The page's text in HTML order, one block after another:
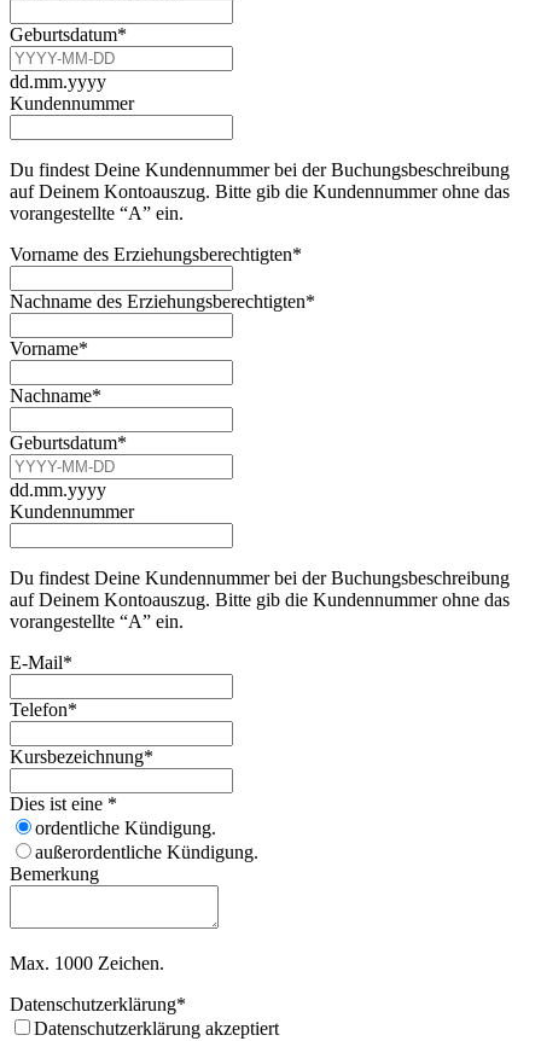
Geburtsdatum*
dd.mm.yyyy
Kundennummer
Du findest Deine Kundennummer bei der Buchungsbeschreibung
auf Deinem Kontoauszug. Bitte gib die Kundennummer ohne das
vorangestellte “A” ein.
Vorname des Erziehungsberechtigten*
Nachname des Erziehungsberechtigten*
Business
Vorname*
Nachname*
Geburtsdatum*
dd.mm.yyyy
Kundennummer
Du findest Deine Kundennummer bei der Buchungsbeschreibung
auf Deinem Kontoauszug. Bitte gib die Kundennummer ohne das
vorangestellte “A” ein.
E-Mail*
Telefon*
Kursbezeichnung*
Dies ist eine *
ordentliche Kündigung.
außerordentliche Kündigung.
Bemerkung
Max. 1000 Zeichen.
Datenschutzerklärung*
Datenschutzerklärung akzeptiert